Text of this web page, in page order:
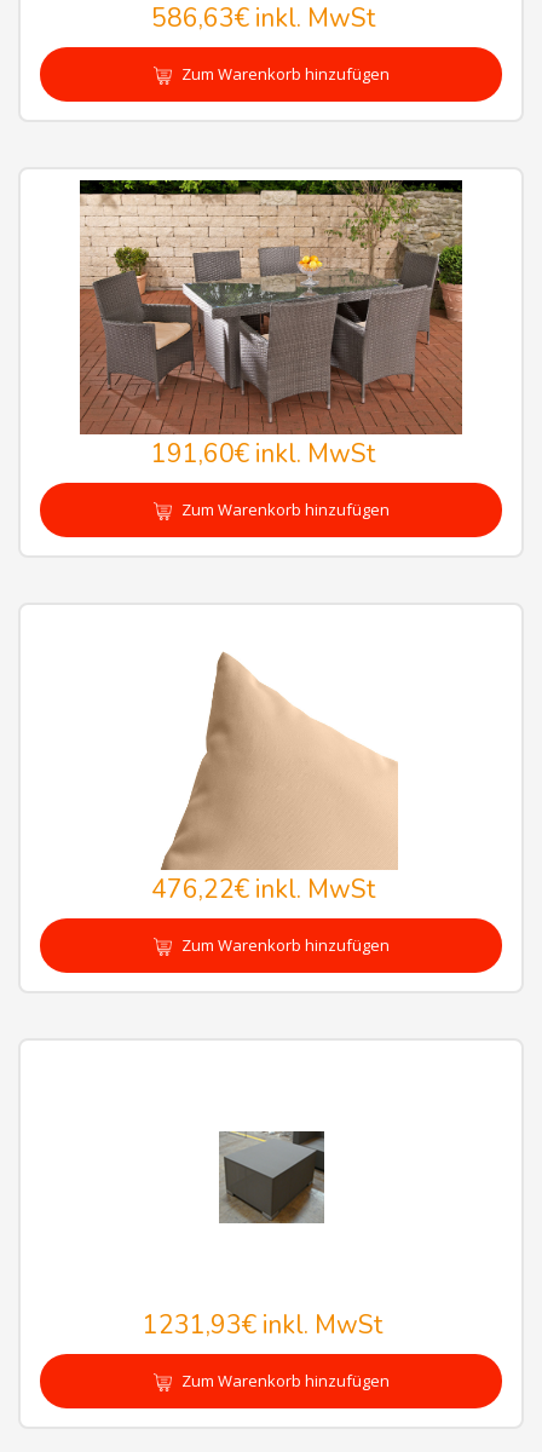
586,63€inkl. MwSt
Zum Warenkorb hinzufügen
191,60€inkl. MwSt
Zum Warenkorb hinzufügen
476,22€inkl. MwSt
Zum Warenkorb hinzufügen
1231,93€ inkl. MwSt
Zum Warenkorb hinzufügen